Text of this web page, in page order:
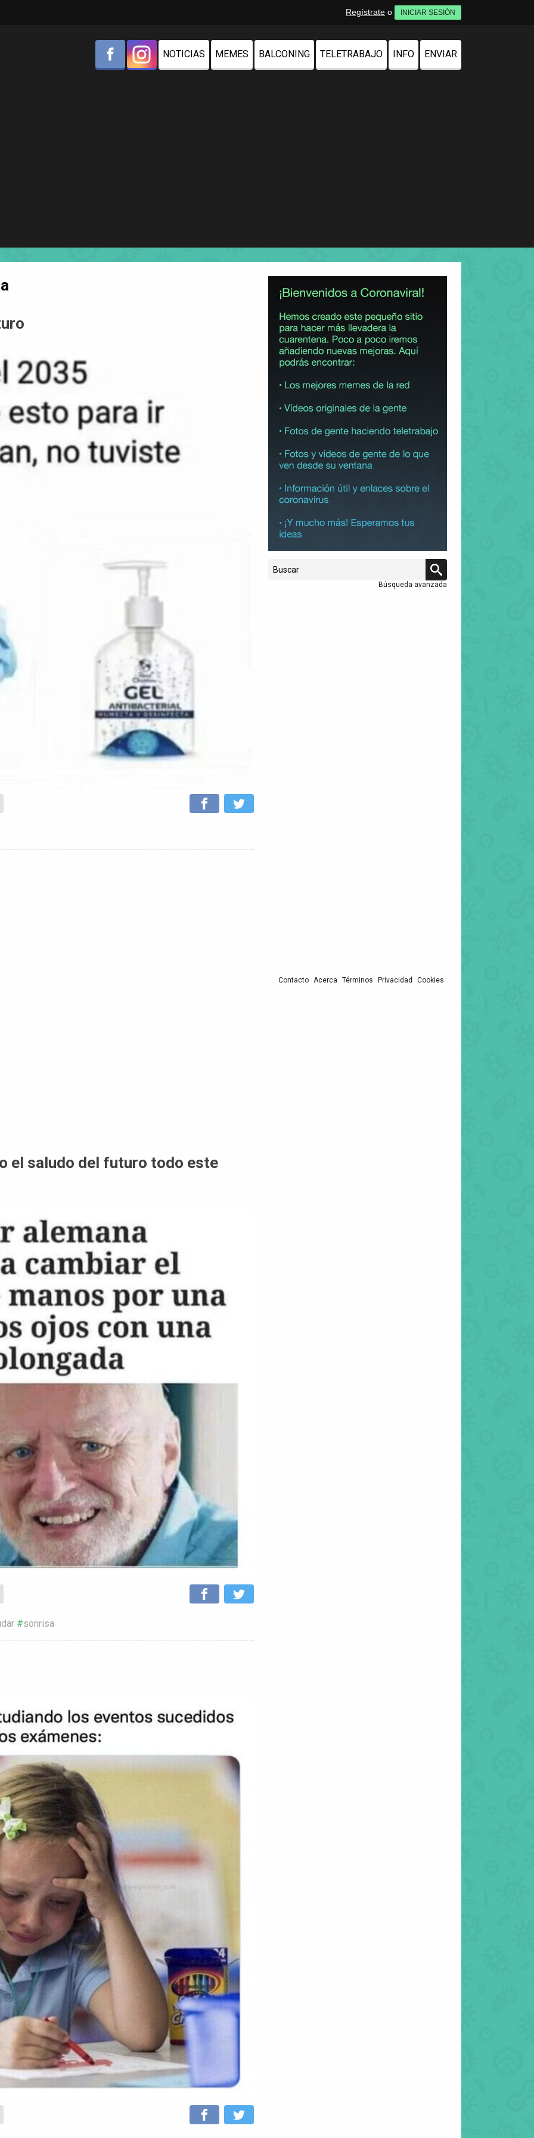
Regístrate o INICIAR SESIÓN
NOTICIAS MEMES BALCONING TELETRABAJO INFO ENVIAR
el saludo del futuro todo este
sonrisa
Búsqueda avanzada
Contacto Acerca Términos Privacidad Cookies